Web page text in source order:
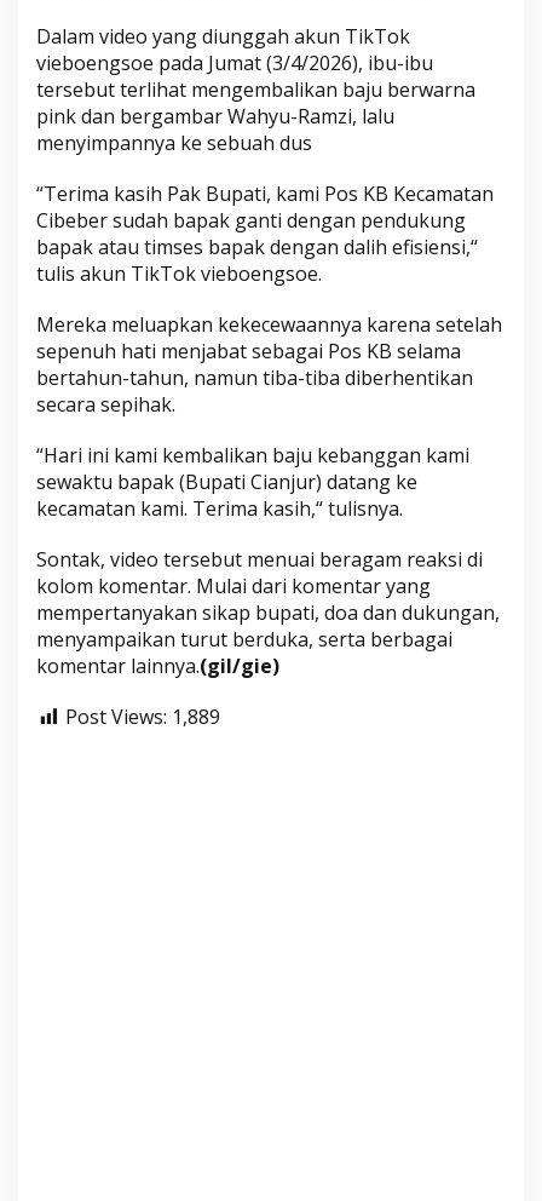
Dalam video yang diunggah akun TikTok
vieboengsoe pada Jumat (3/4/2026), ibu-ibu
tersebut terlihat mengembalikan baju berwarna
pink dan bergambar Wahyu-Ramzi, lalu
menyimpannya ke sebuah dus
“Terima kasih Pak Bupati, kami Pos KB Kecamatan
Cibeber sudah bapak ganti dengan pendukung
bapak atau timses bapak dengan dalih efisiensi,“
tulis akun TikTok vieboengsoe.
Mereka meluapkan kekecewaannya karena setelah
sepenuh hati menjabat sebagai Pos KB selama
bertahun-tahun, namun tiba-tiba diberhentikan
secara sepihak.
“Hari ini kami kembalikan baju kebanggan kami
sewaktu bapak (Bupati Cianjur) datang ke
kecamatan kami. Terima kasih,“ tulisnya.
Sontak, video tersebut menuai beragam reaksi di
kolom komentar. Mulai dari komentar yang
mempertanyakan sikap bupati, doa dan dukungan,
menyampaikan turut berduka, serta berbagai
komentar lainnya.(gil/gie)
Post Views: 1,889